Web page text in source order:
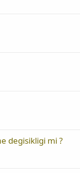
degisikligi mi ?